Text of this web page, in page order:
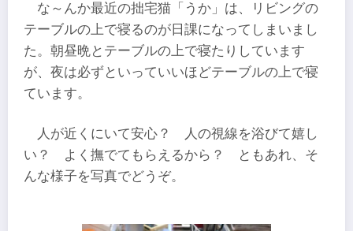
な～んか最近の拙宅猫「うか」は、リビングの
テーブルの上で寝るのが日課になってしまいまし
た。朝昼晩とテーブルの上で寝たりしています
が、夜は必ずといっていいほどテーブルの上で寝
ています。
人が近くにいて安心？ 人の視線を浴びて嬉し
い？ よく撫でてもらえるから？ ともあれ、そ
んな様子を写真でどうぞ。